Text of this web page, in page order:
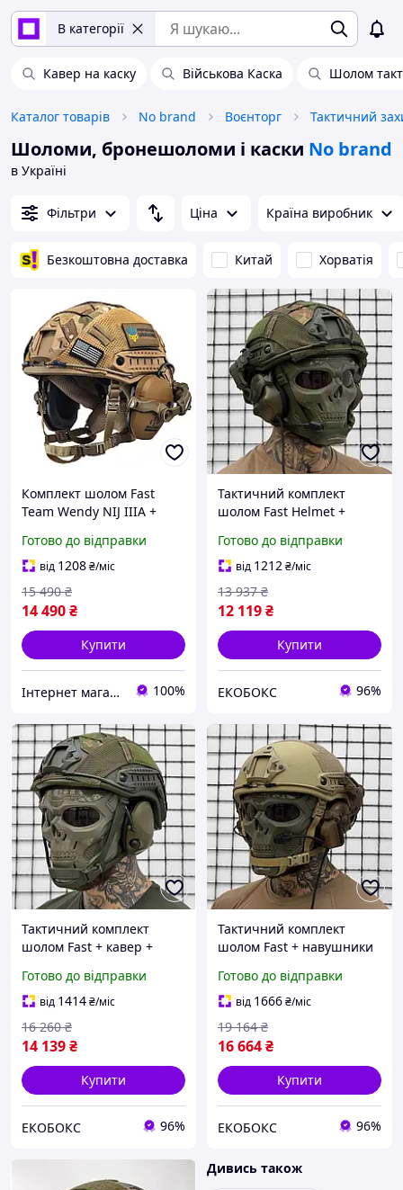
В категорії
Кавер на каску Військова Каска Шолом
Каталог товарів No brand Воєнторг Тактичний
Шоломи, бронешоломи і каски No brand
в Україні
Фільтри Ціна Країна виробник
Безкоштовна доставка Китай Хорватія
Комплект шолом Fast
Team Wendy NIJ IIIA +
+ кріплення Чебурашки +
кавер (Мультикам) S
Готово до відправки
від 1208₴/міс
14 490₴
15 490 ₴
Купити
Інтернет магазин ВСІМ ОПТ 100%
Тактичний комплект
шолом Fast Helmet +
навушники М32 +
кріплення на шолом
EKOBOX
Готово до відправки
від 1212₴/міс
12 119₴
13 937 ₴
Купити
ЕКОБОКС 96%
Тактичний комплект
шолом Fast + кавер +
Готово до відправки
від 1414₴/міс
14 139₴
16 260 ₴
Купити
ЕКОБОКС 96%
Тактичний комплект
шолом Fast + навушники
шолом (Койот) EKOBOX
Готово до відправки
від 1666₴/міс
16 664₴
19 164 ₴
Купити
ЕКОБОКС 96%
Дивись також